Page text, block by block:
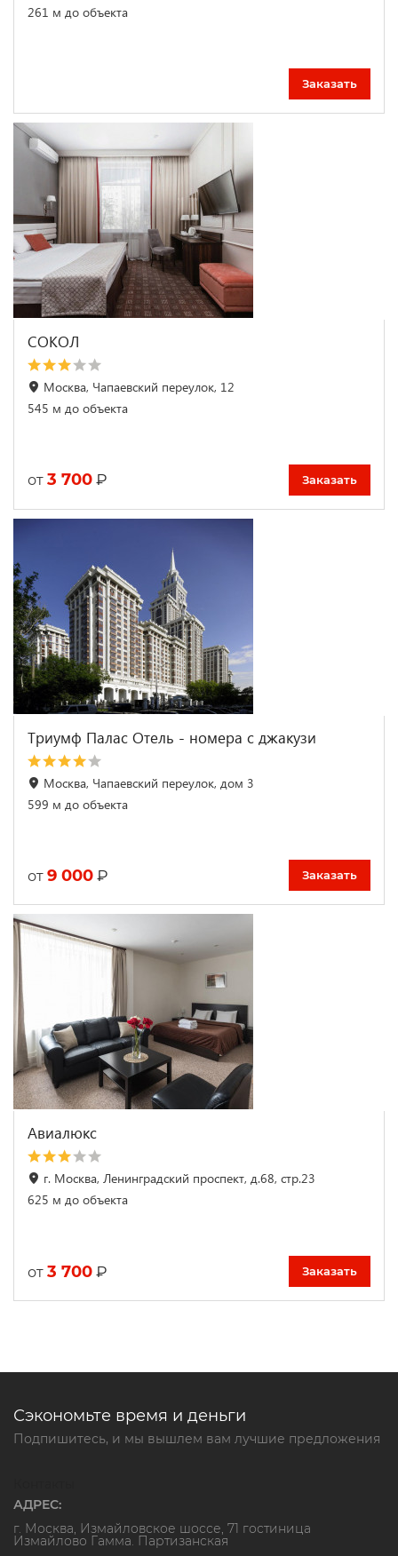
261 м до объекта
Заказать
СОКОЛ
Москва, Чапаевский переулок, 12
545 м до объекта
от 3 700 ₽ Заказать
Триумф Палас Отель - номера с джакузи
Москва, Чапаевский переулок, дом 3
599 м до объекта
от 9 000 ₽ Заказать
Авиалюкс
г. Москва, Ленинградский проспект, д.68, стр.23
625 м до объекта
от 3 700 ₽ Заказать
Сэкономьте время и деньги
Подпишитесь, и мы вышлем вам лучшие предложения
АДРЕС:
г. Москва, Измайловское шоссе, 71 гостиница
Измайлово Гамма. Партизанская